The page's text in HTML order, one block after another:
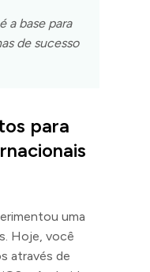
a base para
de sucesso
para
uma
Hoje, você
através de